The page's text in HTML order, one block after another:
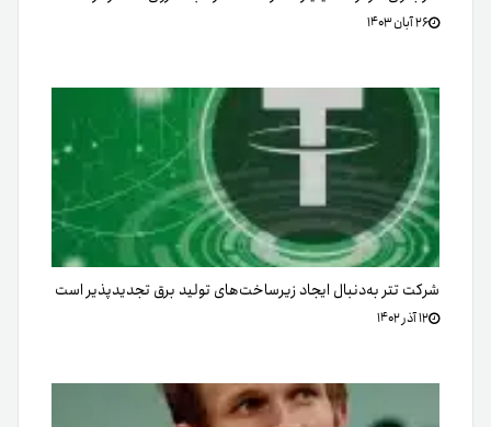
۲۶ آبان ۱۴۰۳
شرکت تتر به‌دنبال ایجاد زیرساخت‌های تولید برق تجدید‌پذیر است
۱۲ آذر ۱۴۰۲